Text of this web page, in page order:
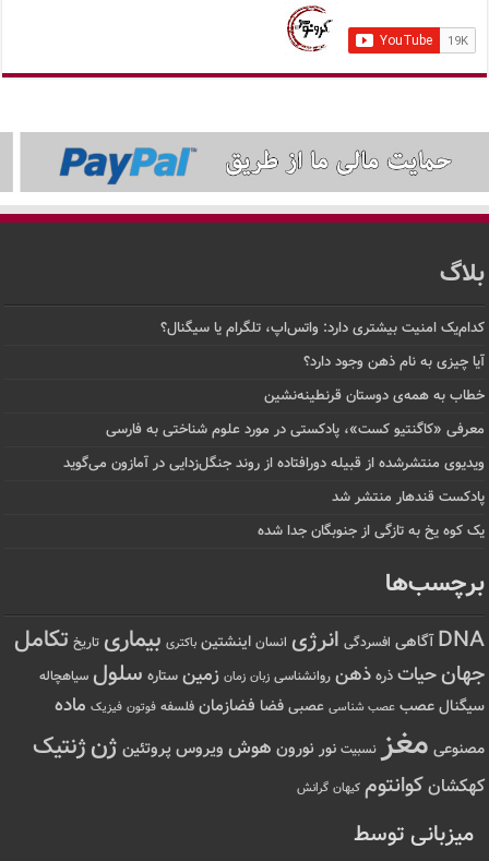
بلاگ
کدام‌یک امنیت بیشتری دارد: واتس‌اپ، تلگرام یا سیگنال؟
آیا چیزی به نام ذهن وجود دارد؟
خطاب به همه‌ی دوستان قرنطینه‌نشین
معرفی «کاگنتیو کست»، پادکستی در مورد علوم شناختی به فارسی
ویدیوی منتشرشده از قبیله دورافتاده‌ از روند جنگل‌زدایی در آمازون می‌گوید
پادکست قندهار منتشر شد
یک کوه یخ به تازگی از جنوبگان جدا شده
برچسب‌ها
DNA آگاهی افسردگی انرژی انسان اینشتین باکتری بیماری تاریخ تکامل
جهانحیات ذره ذهن روانشناسی زبان زمان زمین ستاره سلول سیاهچاله
سیگنال عصب عصب شناسی عصبی فضا فضازمان فلسفه فوتون فیزیک ماده
مصنوعی مغز نسبیت نور نورون هوش ویروس پروتئین ژنژنتیک
کهکشانکوانتوم کیهان گرانش
میزبانی توسط